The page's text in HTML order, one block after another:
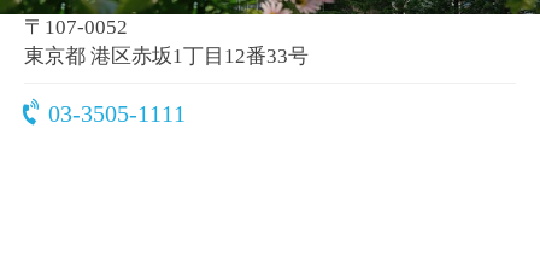
〒107-0052
東京都 港区赤坂1丁目12番33号
03-3505-1111